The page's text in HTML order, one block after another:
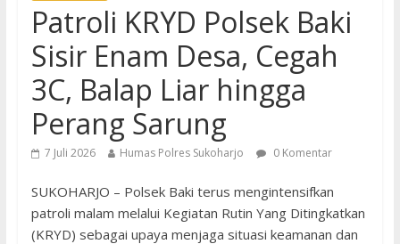
Blue Light Patrol Polsek Tawangsari Sisir Belasan Desa, Cegah
Kejahatan 3C dan Gangguan Kamtibmas
Patroli KRYD Polsek Baki
Sisir Enam Desa, Cegah
3C, Balap Liar hingga
Perang Sarung
7 Juli 2026 Humas Polres Sukoharjo 0 Komentar
SUKOHARJO – Polsek Baki terus mengintensifkan
patroli malam melalui Kegiatan Rutin Yang Ditingkatkan
(KRYD) sebagai upaya menjaga situasi keamanan dan